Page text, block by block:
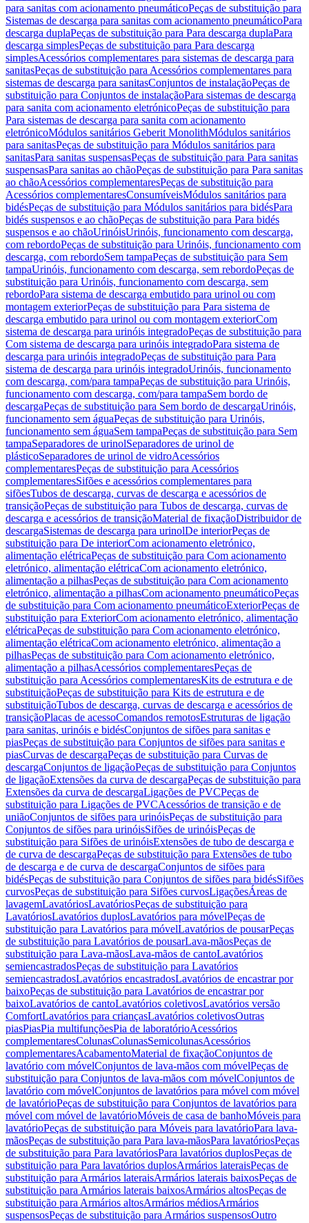
para sanitas com acionamento pneumáticoPeças de substituição para
Sistemas de descarga para sanitas com acionamento pneumáticoPara
descarga duplaPeças de substituição para Para descarga duplaPara
descarga simplesPeças de substituição para Para descarga
simplesAcessórios complementares para sistemas de descarga para
sanitasPeças de substituição para Acessórios complementares para
sistemas de descarga para sanitasConjuntos de instalaçãoPeças de
substituição para Conjuntos de instalaçãoPara sistemas de descarga
para sanita com acionamento eletrónicoPeças de substituição para
Para sistemas de descarga para sanita com acionamento
eletrónicoMódulos sanitários Geberit MonolithMódulos sanitários
para sanitasPeças de substituição para Módulos sanitários para
sanitasPara sanitas suspensasPeças de substituição para Para sanitas
suspensasPara sanitas ao chãoPeças de substituição para Para sanitas
ao chãoAcessórios complementaresPeças de substituição para
Acessórios complementaresConsumíveisMódulos sanitários para
bidésPeças de substituição para Módulos sanitários para bidésPara
bidés suspensos e ao chãoPeças de substituição para Para bidés
suspensos e ao chãoUrinóisUrinóis, funcionamento com descarga,
com rebordoPeças de substituição para Urinóis, funcionamento com
descarga, com rebordoSem tampaPeças de substituição para Sem
tampaUrinóis, funcionamento com descarga, sem rebordoPeças de
substituição para Urinóis, funcionamento com descarga, sem
rebordoPara sistema de descarga embutido para urinol ou com
montagem exteriorPeças de substituição para Para sistema de
descarga embutido para urinol ou com montagem exteriorCom
sistema de descarga para urinóis integradoPeças de substituição para
Com sistema de descarga para urinóis integradoPara sistema de
descarga para urinóis integradoPeças de substituição para Para
sistema de descarga para urinóis integradoUrinóis, funcionamento
com descarga, com/para tampaPeças de substituição para Urinóis,
funcionamento com descarga, com/para tampaSem bordo de
descargaPeças de substituição para Sem bordo de descargaUrinóis,
funcionamento sem águaPeças de substituição para Urinóis,
funcionamento sem águaSem tampaPeças de substituição para Sem
tampaSeparadores de urinolSeparadores de urinol de
plásticoSeparadores de urinol de vidroAcessórios
complementaresPeças de substituição para Acessórios
complementaresSifões e acessórios complementares para
sifõesTubos de descarga, curvas de descarga e acessórios de
transiçãoPeças de substituição para Tubos de descarga, curvas de
descarga e acessórios de transiçãoMaterial de fixaçãoDistribuidor de
descargaSistemas de descarga para urinolDe interiorPeças de
substituição para De interiorCom acionamento eletrónico,
alimentação elétricaPeças de substituição para Com acionamento
eletrónico, alimentação elétricaCom acionamento eletrónico,
alimentação a pilhasPeças de substituição para Com acionamento
eletrónico, alimentação a pilhasCom acionamento pneumáticoPeças
de substituição para Com acionamento pneumáticoExteriorPeças de
substituição para ExteriorCom acionamento eletrónico, alimentação
elétricaPeças de substituição para Com acionamento eletrónico,
alimentação elétricaCom acionamento eletrónico, alimentação a
pilhasPeças de substituição para Com acionamento eletrónico,
alimentação a pilhasAcessórios complementaresPeças de
substituição para Acessórios complementaresKits de estrutura e de
substituiçãoPeças de substituição para Kits de estrutura e de
substituiçãoTubos de descarga, curvas de descarga e acessórios de
transiçãoPlacas de acessoComandos remotosEstruturas de ligação
para sanitas, urinóis e bidésConjuntos de sifões para sanitas e
piasPeças de substituição para Conjuntos de sifões para sanitas e
piasCurvas de descargaPeças de substituição para Curvas de
descargaConjuntos de ligaçãoPeças de substituição para Conjuntos
de ligaçãoExtensões da curva de descargaPeças de substituição para
Extensões da curva de descargaLigações de PVCPeças de
substituição para Ligações de PVCAcessórios de transição e de
uniãoConjuntos de sifões para urinóisPeças de substituição para
Conjuntos de sifões para urinóisSifões de urinóisPeças de
substituição para Sifões de urinóisExtensões de tubo de descarga e
de curva de descargaPeças de substituição para Extensões de tubo
de descarga e de curva de descargaConjuntos de sifões para
bidésPeças de substituição para Conjuntos de sifões para bidésSifões
curvosPeças de substituição para Sifões curvosLigaçõesÁreas de
lavagemLavatóriosLavatóriosPeças de substituição para
LavatóriosLavatórios duplosLavatórios para móvelPeças de
substituição para Lavatórios para móvelLavatórios de pousarPeças
de substituição para Lavatórios de pousarLava-mãosPeças de
substituição para Lava-mãosLava-mãos de cantoLavatórios
semiencastradosPeças de substituição para Lavatórios
semiencastradosLavatórios encastradosLavatórios de encastrar por
baixoPeças de substituição para Lavatórios de encastrar por
baixoLavatórios de cantoLavatórios coletivosLavatórios versão
ComfortLavatórios para criançasLavatórios coletivosOutras
piasPiasPia multifunçõesPia de laboratórioAcessórios
complementaresColunasColunasSemicolunasAcessórios
complementaresAcabamentoMaterial de fixaçãoConjuntos de
lavatório com móvelConjuntos de lava-mãos com móvelPeças de
substituição para Conjuntos de lava-mãos com móvelConjuntos de
lavatório com móvelConjuntos de lavatórios para móvel com móvel
de lavatórioPeças de substituição para Conjuntos de lavatórios para
móvel com móvel de lavatórioMóveis de casa de banhoMóveis para
lavatórioPeças de substituição para Móveis para lavatórioPara lava-
mãosPeças de substituição para Para lava-mãosPara lavatóriosPeças
de substituição para Para lavatóriosPara lavatórios duplosPeças de
substituição para Para lavatórios duplosArmários lateraisPeças de
substituição para Armários lateraisArmários laterais baixosPeças de
substituição para Armários laterais baixosArmários altosPeças de
substituição para Armários altosArmários médiosArmários
suspensosPeças de substituição para Armários suspensosOutro